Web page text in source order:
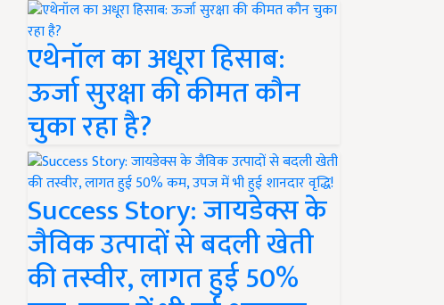
एथेनॉल का अधूरा हिसाब:
ऊर्जा सुरक्षा की कीमत कौन
चुका रहा है?
Success Story: जायडेक्स के
जैविक उत्पादों से बदली खेती
की तस्वीर, लागत हुई 50%